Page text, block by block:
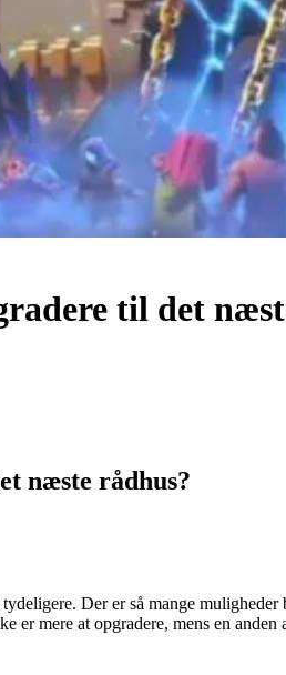
til det
næste rådhus?
Der er så mange
er mere at opgradere, mens en